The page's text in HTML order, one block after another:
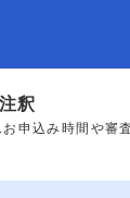
注釈
申込み時間や審